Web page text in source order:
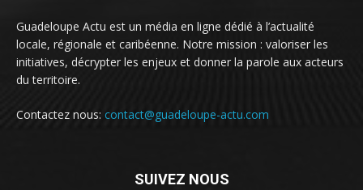
Guadeloupe Actu est un média en ligne dédié à l’actualité
locale, régionale et caribéenne. Notre mission : valoriser les
initiatives, décrypter les enjeux et donner la parole aux acteurs
du territoire.
Contactez nous: contact@guadeloupe-actu.com
SUIVEZ NOUS